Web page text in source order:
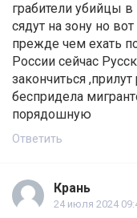
грабители убийцы
сядут на зону но
прежде чем ехать
России сейчас
закончиться
беспридела
порядошную
Ответить
Крань
24 июля 2024